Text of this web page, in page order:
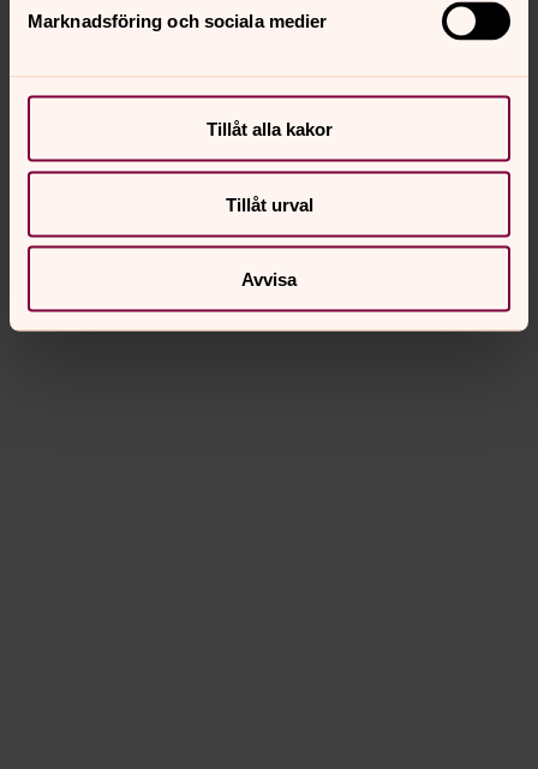
Marknadsföring och sociala medier
Tillåt alla kakor
Tillåt urval
Avvisa